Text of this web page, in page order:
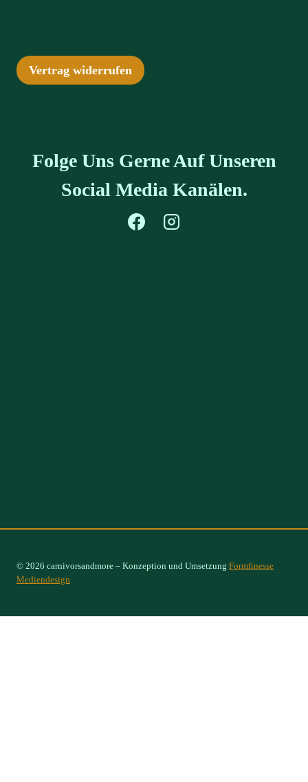
Vertrag widerrufen
Folge Uns Gerne Auf Unseren
Social Media Kanälen.
© 2026 carnivorsandmore – Konzeption und Umsetzung Formfinesse
Mediendesign